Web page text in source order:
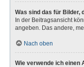
Was sind das für Bilder,
In der Beitragsansicht
angeben. Das andere,
Nach oben
Wie verwende ich einen